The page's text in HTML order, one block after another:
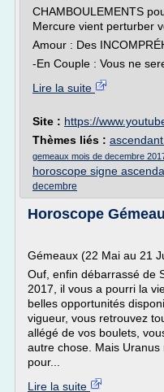
CHAMBOULEMENTS
Mercure vient perturber
Amour : Des
-En Couple : Vous ne
Lire la suite
Site : https://
Thèmes liés :
gemeaux mois de decembre
horoscope signe
decembre
Horoscope
Gémeaux (22 Mai au 21
Ouf, enfin débarrassé de
2017, il vous a pourri la
belles opportunités
vigueur, vous retrouvez
allégé de vos boulets,
autre chose. Mais
pour...
Lire la suite